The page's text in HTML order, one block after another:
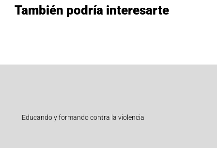
También podría interesarte
Educando y formando contra la violencia